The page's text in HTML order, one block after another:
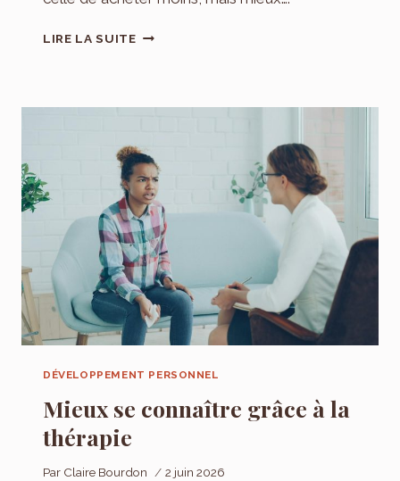
LIRE LA SUITEMINIMALISME
:
MOINS,
CHOISIR
MIEUX
DÉVELOPPEMENT PERSONNEL
Mieux se connaître grâce à la
thérapie
Par Claire Bourdon 2 juin 2026